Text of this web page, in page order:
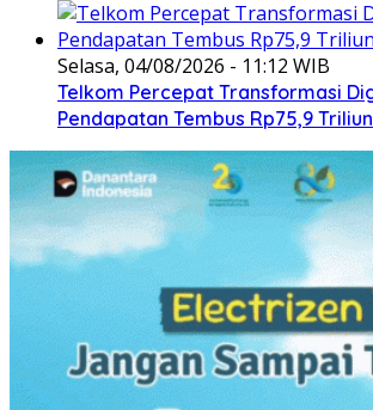
Selasa, 04/08/2026 - 11:12 WIB
Telkom Percepat Transformasi
Pendapatan Tembus Rp75,9 Triliun